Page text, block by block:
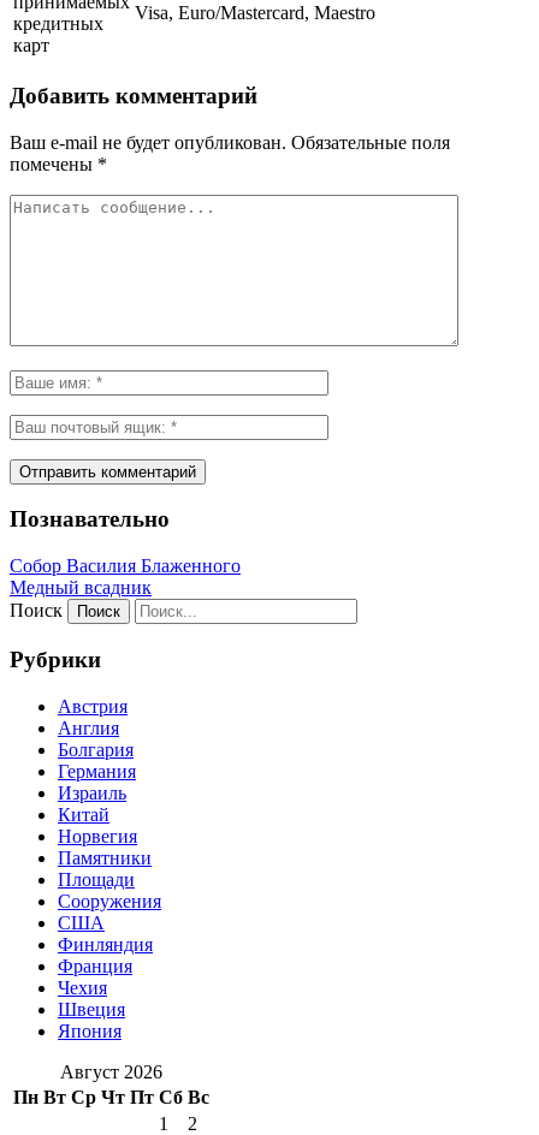
кредитных
карт
Visa, Euro/Mastercard, Maestro
Добавить комментарий
Ваш e-mail не будет опубликован. Обязательные поля
помечены *
Познавательно
Собор Василия Блаженного
Медный всадник
Поиск
Рубрики
Австрия
Англия
Болгария
Германия
Израиль
Китай
Норвегия
Памятники
Площади
Сооружения
США
Финляндия
Франция
Чехия
Швеция
Япония
Август 2026
Пн Вт Ср Чт Пт Сб Вс
1
2